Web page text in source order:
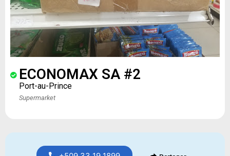
ECONOMAX SA #2
Port-au-Prince
Supermarket